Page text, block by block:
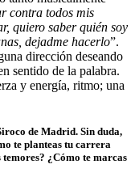
contra todos mis
quiero saber quién soy
dejadme hacerlo”.
dirección deseando
sentido de la palabra.
y energía, ritmo; una
de Madrid. Sin duda,
te planteas tu carrera
¿Cómo te marcas